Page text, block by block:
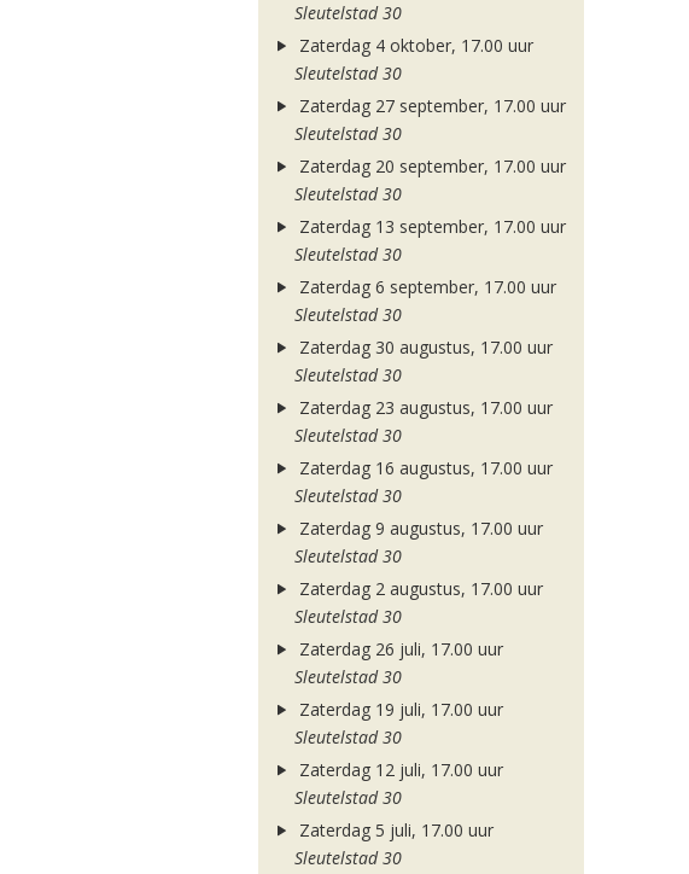
Sleutelstad 30
Zaterdag 4 oktober, 17.00 uur
Sleutelstad 30
Zaterdag 27 september, 17.00 uur
Sleutelstad 30
Zaterdag 20 september, 17.00 uur
Sleutelstad 30
Zaterdag 13 september, 17.00 uur
Sleutelstad 30
Zaterdag 6 september, 17.00 uur
Sleutelstad 30
Zaterdag 30 augustus, 17.00 uur
Sleutelstad 30
Zaterdag 23 augustus, 17.00 uur
Sleutelstad 30
Zaterdag 16 augustus, 17.00 uur
Sleutelstad 30
Zaterdag 9 augustus, 17.00 uur
Sleutelstad 30
Zaterdag 2 augustus, 17.00 uur
Sleutelstad 30
Zaterdag 26 juli, 17.00 uur
Sleutelstad 30
Zaterdag 19 juli, 17.00 uur
Sleutelstad 30
Zaterdag 12 juli, 17.00 uur
Sleutelstad 30
Zaterdag 5 juli, 17.00 uur
Sleutelstad 30